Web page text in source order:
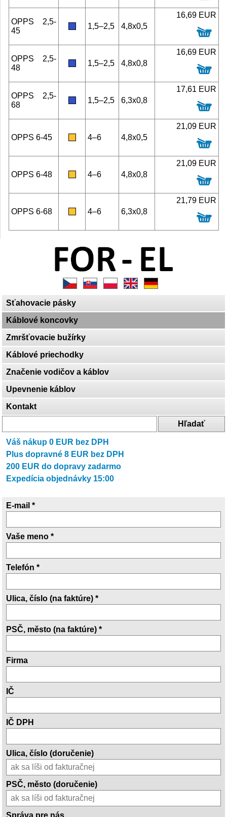
Sťahovacie pásky
Káblové koncovky
Zmršťovacie bužírky
Káblové priechodky
Značenie vodičov a káblov
Upevnenie káblov
Kontakt
E-mail *
Vaše meno *
Telefón *
Ulica, číslo (na faktúre) *
PSČ, město (na faktúre) *
Firma
IČ
IČ DPH
Ulica, číslo (doručenie)
PSČ, město (doručenie)
Správa pre nás
Váš nákup 0 EUR bez DPH
Plus dopravné 8 EUR bez DPH
200 EUR do dopravy zadarmo
Expedícia objednávky 15:00
OPPS 2,5-
45
1,5–2,5 4,8x0,5
16,69 EUR
OPPS 2,5-
48
1,5–2,5 4,8x0,8
16,69 EUR
OPPS 2,5-
68
1,5–2,5 6,3x0,8
17,61 EUR
OPPS 6-45 4–6 4,8x0,5
21,09 EUR
OPPS 6-48 4–6 4,8x0,8
21,09 EUR
OPPS 6-68 4–6 6,3x0,8
21,79 EUR